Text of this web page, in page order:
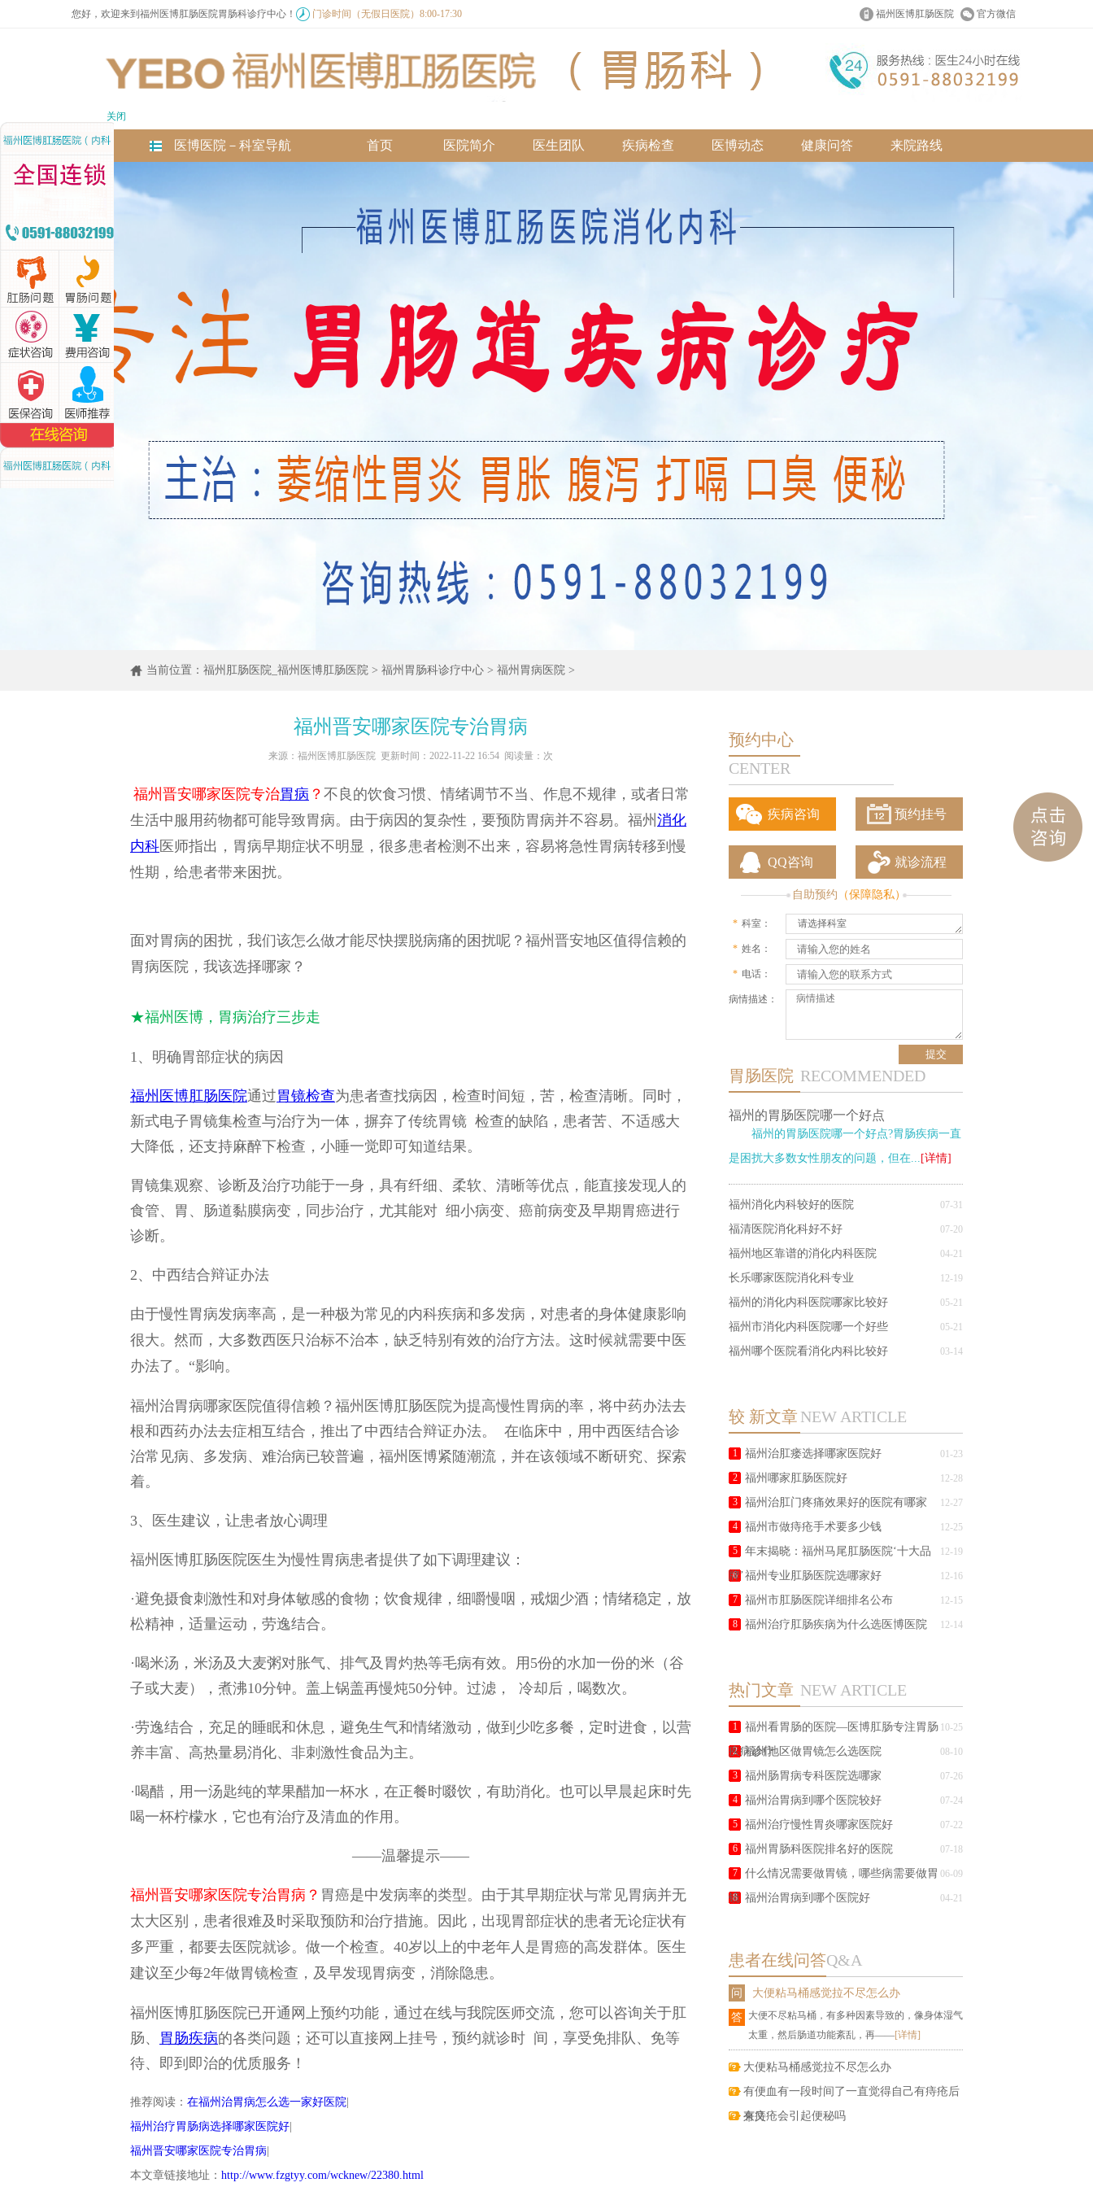
官方微信
福州医博肛肠医院
您好，欢迎来到福州医博肛肠医院胃肠科诊疗中心！ 门诊时间（无假日医院）8:00-17:30
医博医院－科室导航 首页 医院简介 医生团队 疾病检查 医博动态 健康问答 来院路线
当前位置： 福州肛肠医院_福州医博肛肠医院 > 福州胃肠科诊疗中心 > 福州胃病医院 >
预约中心
CENTER
疾病咨询 预约挂号
QQ咨询 就诊流程
自助预约 （保障隐私）
请选择科室
* 科室：
* 姓名：
* 电话：
病情描述：
胃肠医院 RECOMMENDED
福州的胃肠医院哪一个好点
福州的胃肠医院哪一个好点?胃肠疾病一直
是困扰大多数女性朋友的问题，但在... [详情]
07-31
福州消化内科较好的医院
07-20
福清医院消化科好不好
04-21
福州地区靠谱的消化内科医院
12-19
长乐哪家医院消化科专业
05-21
福州的消化内科医院哪家比较好
05-21
福州市消化内科医院哪一个好些
03-14
福州哪个医院看消化内科比较好
较 新文章 NEW ARTICLE
01-23
1 福州治肛瘘选择哪家医院好
12-28
2 福州哪家肛肠医院好
12-27
3 福州治肛门疼痛效果好的医院有哪家
12-25
4 福州市做痔疮手术要多少钱
12-19
5
年末揭晓：福州马尾肛肠医院‘十大品
牌’
12-16
6 福州专业肛肠医院选哪家好
12-15
7 福州市肛肠医院详细排名公布
12-14
8 福州治疗肛肠疾病为什么选医博医院
热门文章 NEW ARTICLE
10-25
1
福州看胃肠的医院—医博肛肠专注胃肠
疾病诊疗
08-10
2 福州地区做胃镜怎么选医院
07-26
3 福州肠胃病专科医院选哪家
07-24
4 福州治胃病到哪个医院较好
07-22
5 福州治疗慢性胃炎哪家医院好
07-18
6 福州胃肠科医院排名好的医院
06-09
7
什么情况需要做胃镜，哪些病需要做胃
镜
04-21
8 福州治胃病到哪个医院好
患者在线问答Q&A
问
大便粘马桶感觉拉不尽怎么办
答 大便不尽粘马桶，有多种因素导致的，像身体湿气
太重，然后肠道功能紊乱，再——[详情]
大便粘马桶感觉拉不尽怎么办
有便血有一段时间了一直觉得自己有痔疮后
来又
有痔疮会引起便秘吗
福州晋安哪家医院专治胃病
来源： 福州医博肛肠医院 更新时间：2022-11-22 16:54 阅读量： 次
福州晋安哪家医院专治胃病 ？ 不良的饮食习惯、情绪调节不当、作息不规律，或者日常
生活中服用药物都可能导致胃病。由于病因的复杂性，要预防胃病并不容易。福州 消化
内科医师指出，胃病早期症状不明显，很多患者检测不出来，容易将急性胃病转移到慢
性期，给患者带来困扰。
面对胃病的困扰，我们该怎么做才能尽快摆脱病痛的困扰呢？福州晋安地区值得信赖的
胃病医院，我该选择哪家？
★福州医博，胃病治疗三步走
1、明确胃部症状的病因
福州医博肛肠医院通过胃镜检查为患者查找病因，检查时间短，苦，检查清晰。同时，
新式电子胃镜集检查与治疗为一体，摒弃了传统胃镜 检查的缺陷，患者苦、不适感大
大降低，还支持麻醉下检查，小睡一觉即可知道结果。
胃镜集观察、诊断及治疗功能于一身，具有纤细、柔软、清晰等优点，能直接发现人的
食管、胃、肠道黏膜病变，同步治疗，尤其能对 细小病变、癌前病变及早期胃癌进行
诊断。
2、中西结合辩证办法
由于慢性胃病发病率高，是一种极为常见的内科疾病和多发病，对患者的身体健康影响
很大。然而，大多数西医只治标不治本，缺乏特别有效的治疗方法。这时候就需要中医
办法了。“影响。
福州治胃病哪家医院值得信赖？福州医博肛肠医院为提高慢性胃病的率，将中药办法去
根和西药办法去症相互结合，推出了中西结合辩证办法。 在临床中，用中西医结合诊
治常见病、多发病、难治病已较普遍，福州医博紧随潮流，并在该领域不断研究、探索
着。
3、医生建议，让患者放心调理
福州医博肛肠医院医生为慢性胃病患者提供了如下调理建议：
·避免摄食刺激性和对身体敏感的食物；饮食规律，细嚼慢咽，戒烟少酒；情绪稳定，放
松精神，适量运动，劳逸结合。
·喝米汤，米汤及大麦粥对胀气、排气及胃灼热等毛病有效。用5份的水加一份的米（谷
子或大麦），煮沸10分钟。盖上锅盖再慢炖50分钟。过滤， 冷却后，喝数次。
·劳逸结合，充足的睡眠和休息，避免生气和情绪激动，做到少吃多餐，定时进食，以营
养丰富、高热量易消化、非刺激性食品为主。
·喝醋，用一汤匙纯的苹果醋加一杯水，在正餐时啜饮，有助消化。也可以早晨起床时先
喝一杯柠檬水，它也有治疗及清血的作用。
——温馨提示——
福州晋安哪家医院专治胃病？ 胃癌是中发病率的类型。由于其早期症状与常见胃病并无
太大区别，患者很难及时采取预防和治疗措施。因此，出现胃部症状的患者无论症状有
多严重，都要去医院就诊。做一个检查。40岁以上的中老年人是胃癌的高发群体。医生
建议至少每2年做胃镜检查，及早发现胃病变，消除隐患。
福州医博肛肠医院已开通网上预约功能，通过在线与我院医师交流，您可以咨询关于肛
肠、 胃肠疾病的各类问题；还可以直接网上挂号，预约就诊时 间，享受免排队、免等
待、即到即治的优质服务！
推荐阅读： 在福州治胃病怎么选一家好医院
福州治疗胃肠病选择哪家医院好
福州晋安哪家医院专治胃病
本文章链接地址： http://www.fzgtyy.com/wcknew/22380.html
关闭